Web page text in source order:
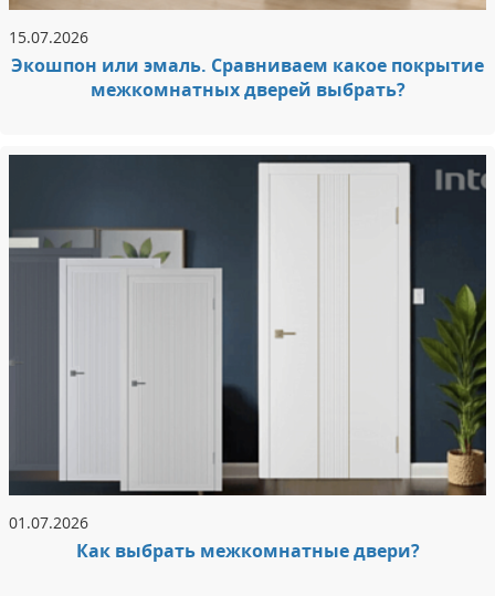
15.07.2026
Экошпон или эмаль. Сравниваем какое покрытие
межкомнатных дверей выбрать?
01.07.2026
Как выбрать межкомнатные двери?